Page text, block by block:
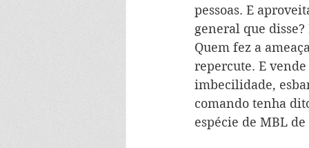
pessoas. E
general que
Quem fez a
repercute. E
imbecilidade,
comando tenha
espécie de MBL